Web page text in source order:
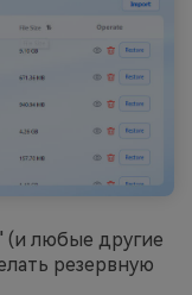
(и любые другие
резервную